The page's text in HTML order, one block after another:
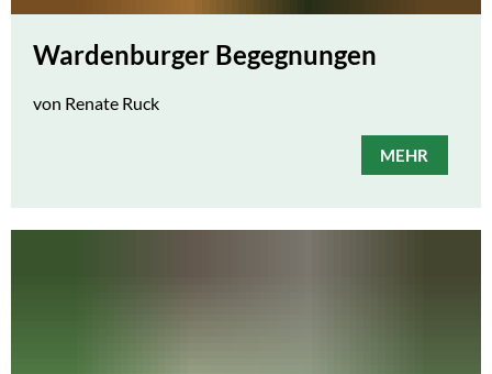
Wardenburger Begegnungen
von Renate Ruck
MEHR